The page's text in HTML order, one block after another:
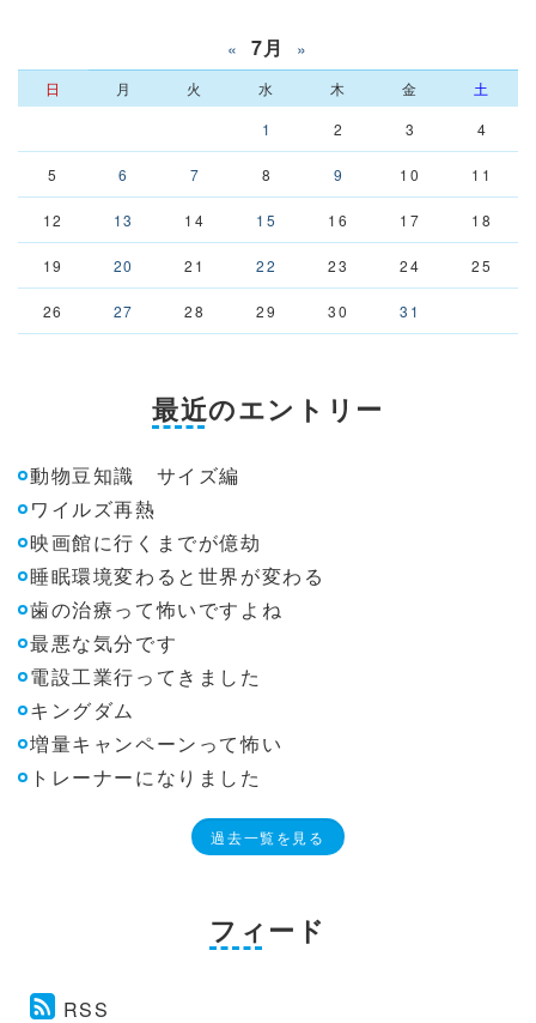
« 7月 »
日 月 火 水 木 金
土
1
2 3 4
5 6 7 8 9 10 11
12 13 14 15 16 17 18
19 20 21 22 23 24 25
26 27 28 29 30 31
最近のエントリー
動物豆知識 サイズ編
ワイルズ再熱
映画館に行くまでが億劫
睡眠環境変わると世界が変わる
歯の治療って怖いですよね
最悪な気分です
電設工業行ってきました
キングダム
増量キャンペーンって怖い
トレーナーになりました
過去一覧を見る
フィード
RSS